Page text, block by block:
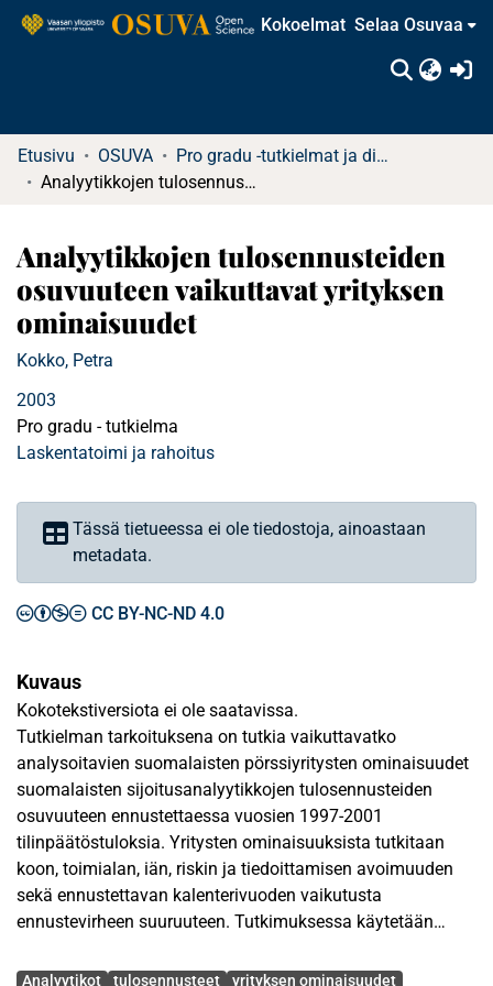
Kokoelmat Selaa Osuvaa
Etusivu OSUVA
Pro gradu -tutkielmat ja diplomityöt
Analyytikkojen tulosennusteiden osuvuuteen vaikuttavat yrityksen ominaisuudet
Analyytikkojen tulosennusteiden
osuvuuteen vaikuttavat yrityksen
ominaisuudet
Kokko, Petra
2003
Pro gradu - tutkielma
Laskentatoimi ja rahoitus
Tässä tietueessa ei ole tiedostoja, ainoastaan
metadata.
CC BY-NC-ND 4.0
Kuvaus
Kokotekstiversiota ei ole saatavissa.
Tutkielman tarkoituksena on tutkia vaikuttavatko
analysoitavien suomalaisten pörssiyritysten ominaisuudet
suomalaisten sijoitusanalyytikkojen tulosennusteiden
osuvuuteen ennustettaessa vuosien 1997-2001
tilinpäätöstuloksia. Yritysten ominaisuuksista tutkitaan
koon, toimialan, iän, riskin ja tiedoittamisen avoimuuden
sekä ennustettavan kalenterivuoden vaikutusta
ennustevirheen suuruuteen. Tutkimuksessa käytetään
konsensusennustevirheen laskemiseksi, ex post
Avainsanat
Analyytikot tulosennusteet yrityksen ominaisuudet